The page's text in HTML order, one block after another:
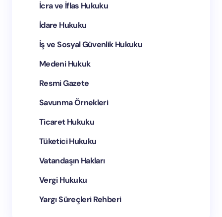
İcra ve İflas Hukuku
İdare Hukuku
İş ve Sosyal Güvenlik Hukuku
Medeni Hukuk
Resmi Gazete
Savunma Örnekleri
Ticaret Hukuku
Tüketici Hukuku
Vatandaşın Hakları
Vergi Hukuku
Yargı Süreçleri Rehberi